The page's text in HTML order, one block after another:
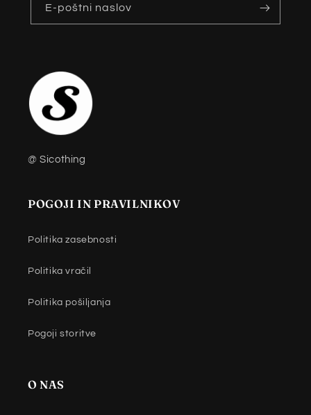
E-poštni naslov
@ Sicothing
POGOJI IN PRAVILNIKOV
Politika zasebnosti
Politika vračil
Politika pošiljanja
Pogoji storitve
O NAS